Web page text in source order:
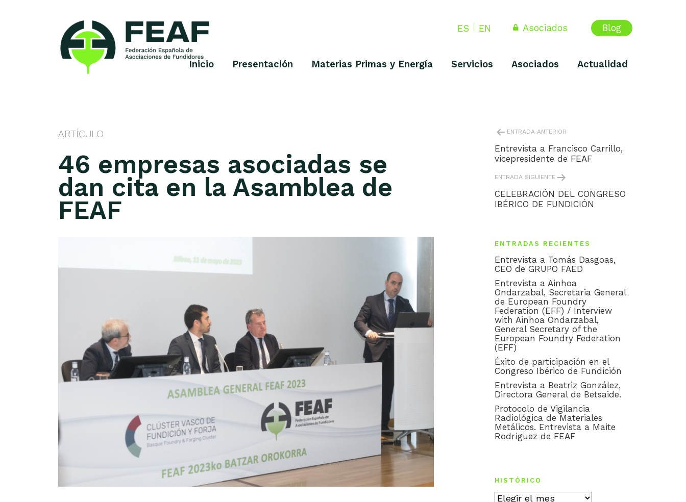
Fundidores
ES EN Asociados Blog
Inicio Presentación Materias Primas y Energía Servicios Asociados Actualidad
ARTÍCULO
46 empresas asociadas se
dan cita en la Asamblea de
FEAF
NAVEGACIÓN
DE
ENTRADAS
ENTRADA ANTERIOR
Entrevista a Francisco Carrillo,
vicepresidente de FEAF
ENTRADA SIGUIENTE
CELEBRACIÓN DEL CONGRESO
IBÉRICO DE FUNDICIÓN
ENTRADAS RECIENTES
Entrevista a Tomás Dasgoas,
CEO de GRUPO FAED
Entrevista a Ainhoa
Ondarzabal, Secretaria General
de European Foundry
Federation (EFF) / Interview
with Ainhoa Ondarzabal,
General Secretary of the
European Foundry Federation
(EFF)
Éxito de participación en el
Congreso Ibérico de Fundición
Entrevista a Beatriz González,
Directora General de Betsaide.
Protocolo de Vigilancia
Radiológica de Materiales
Metálicos. Entrevista a Maite
Rodríguez de FEAF
HISTÓRICO
Histórico